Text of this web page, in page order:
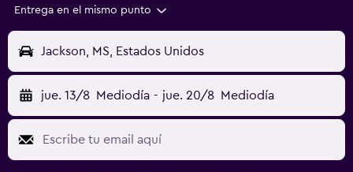
Entrega en el mismo punto
Jackson, MS, Estados Unidos
jue. 13/8 Mediodía - jue. 20/8 Mediodía